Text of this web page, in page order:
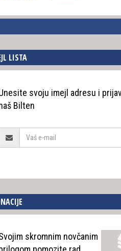
LISTA
svoju imejl adresu i
Bilten
skromnim novčanim